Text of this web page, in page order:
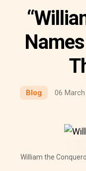
Blog 06
William the